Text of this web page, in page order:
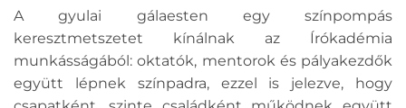
A gyulai gálaesten egy színpompás
keresztmetszetet kínálnak az Írókadémia
munkásságából: oktatók, mentorok és pályakezdők
együtt lépnek színpadra, ezzel is jelezve, hogy